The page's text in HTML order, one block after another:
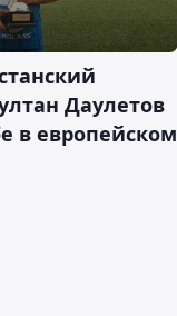
Даулетов
в европейском